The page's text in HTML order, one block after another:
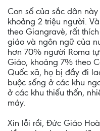
Con số của sắc dân
khoảng 2 triệu người.
theo Giangravè, rất
giáo và ngôn ngữ của
hơn 70% người Roma
Giáo, khoảng 7% theo
Quốc xã, họ bị đầy đi
buộc sống ở các khu
ở các khu thiếu thốn,
máy.
Xin lỗi rồi, Đức Giáo